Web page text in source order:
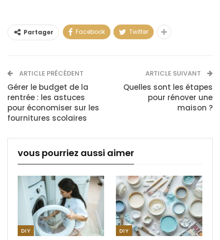
Partager Facebook Twitter
ARTICLE PRÉCÉDENT
Gérer le budget de la
rentrée : les astuces
pour économiser sur les
fournitures scolaires
ARTICLE SUIVANT
Quelles sont les étapes
pour rénover une
maison ?
vous pourriez aussi aimer
DIY DIY